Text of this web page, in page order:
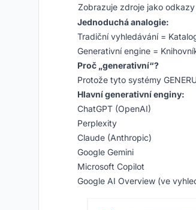
Zobrazuje zdroje jako odkazy
Jednoduchá analogie:
Tradiční vyhledávání =
Generativní engine =
Proč „generativní“?
Protože tyto systémy
Hlavní generativní enginy:
ChatGPT (OpenAI)
Perplexity
Claude (Anthropic)
Google Gemini
Microsoft Copilot
Google AI Overview (ve